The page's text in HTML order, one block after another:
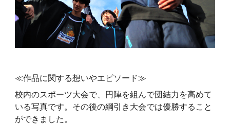
≪作品に関する想いやエピソード≫
校内のスポーツ大会で、円陣を組んで団結力を高めて
いる写真です。その後の綱引き大会では優勝すること
ができました。